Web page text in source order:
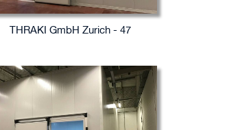
THRAKI GmbH Zurich - 47